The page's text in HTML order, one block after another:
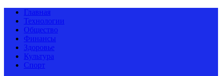
Главная
Технологии
Общество
Финансы
Здоровье
Культура
Спорт